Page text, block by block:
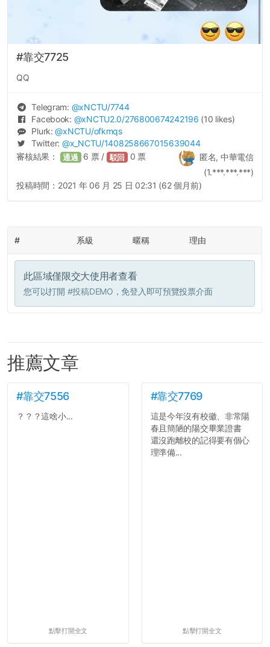
#靠交7725
QQ
Telegram: @xNCTU/7744
Facebook: @xNCTU2.0/276800674242196 (10 likes)
Plurk:@xNCTU/ofkmqs
Twitter: @x_NCTU/1408258667015639044
匿名, 中華電信
(1.***.***.***)
審核結果： 通過 6 票 / 駁回 0 票
投稿時間： 2021 年 06 月 25 日 02:31 (62 個月前)
# 系級 暱稱 理由
此區域僅限交大使用者查看
您可以打開 #投稿DEMO ，免登入即可預覽投票介面
推薦文章
#靠交7556
？？？這啥小...
點擊打開全文
#靠交7769
這是今年沒有校徽、非常陽
春且簡陋的陽交畢業證書
還沒跑離校的記得要有個心
理準備...
點擊打開全文